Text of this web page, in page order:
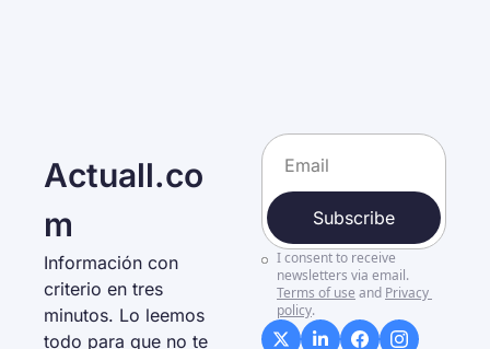
Actuall.co
m
Información con
criterio en tres
minutos. Lo leemos
todo para que no te
Subscribe
I consent to receive
newsletters via email.
Terms of use and Privacy
policy.